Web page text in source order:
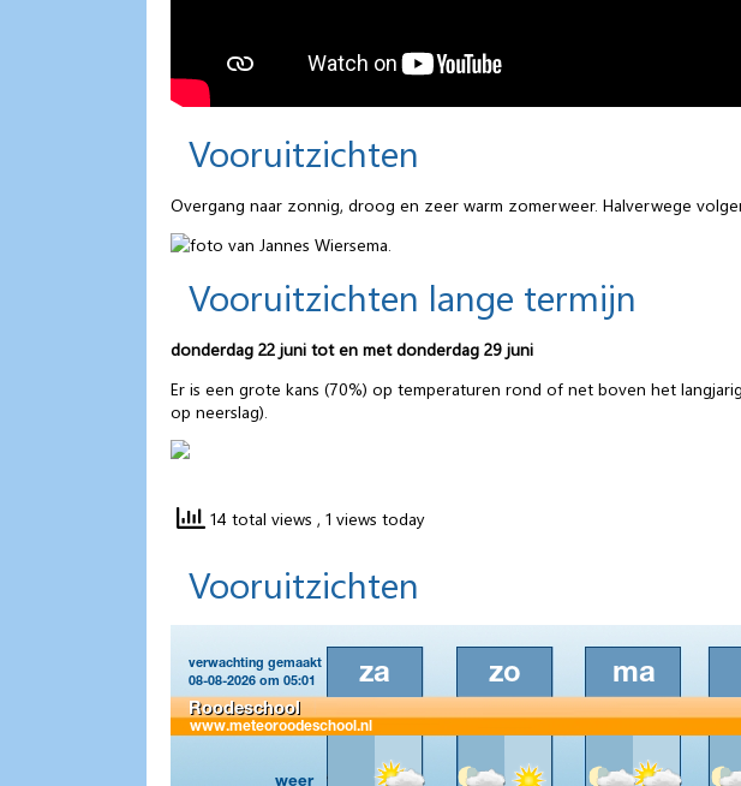
Vooruitzichten
Overgang naar zonnig, droog en zeer warm zomerweer. Halverwege
Vooruitzichten lange termijn
donderdag 22 juni tot en met donderdag 29 juni
Er is een grote kans (70%) op temperaturen rond of net boven het
op neerslag).
14 total views , 1 views today
Vooruitzichten